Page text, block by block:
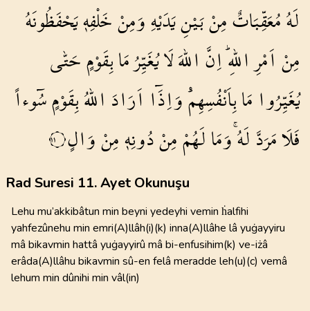
لَهُمُعَقِّبَاتٌمِنْبَيْنِيَدَيْهِوَمِنْخَلْفِه۪يَحْفَظُونَهُ
مِنْاَمْرِاللّٰهِۜاِنَّاللّٰهَلَايُغَيِّرُمَابِقَوْمٍحَتّٰى
يُغَيِّرُوا مَابِاَنْفُسِهِمْۜوَاِذَٓا اَرَادَ اللّٰهُبِقَوْمٍسُٓوءاً
فَلَامَرَدَّلَهُۚوَمَالَهُمْمِنْدُونِه۪مِنْوَالٍ ١١
Rad Suresi 11. Ayet Okunuşu
Lehu mu’akkibâtun min beyni yedeyhi vemin ḣalfihi
yahfezûnehu min emri(A)llâh(i)(k) inna(A)llâhe lâ yuġayyiru
mâ bikavmin hattâ yuġayyirû mâ bi-enfusihim(k) ve-iżâ
erâda(A)llâhu bikavmin sû-en felâ meradde leh(u)(c) vemâ
lehum min dûnihi min vâl(in)